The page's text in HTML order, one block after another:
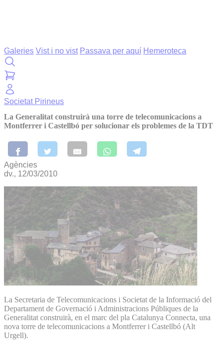
Galeries Vist i no vist Passava per aquí Hemeroteca
Societat Pirineus
La Generalitat construirà una torre de telecomunicacions a
Montferrer i Castellbó per solucionar els problemes de la TDT
Agències
dv., 12/03/2010
La Secretaria de Telecomunicacions i Societat de la Informació del
Departament de Governació i Administracions Públiques de la
Generalitat construirà, en el marc del pla Catalunya Connecta, una
nova torre de telecomunicacions a Montferrer i Castellbó (Alt
Urgell).